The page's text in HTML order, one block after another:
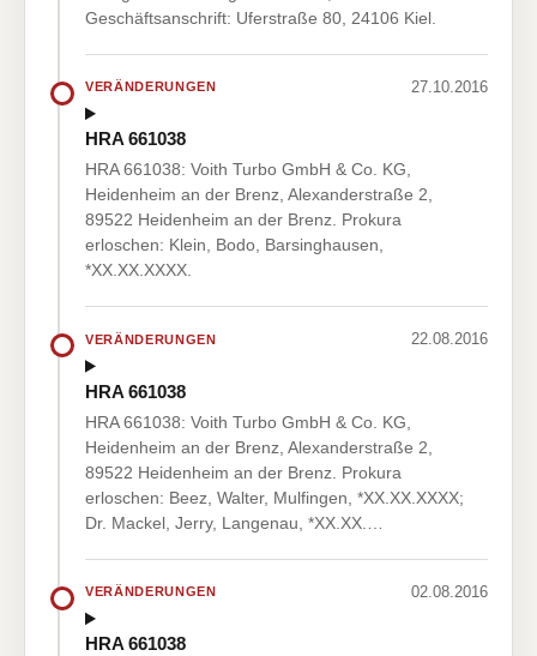
Geschäftsanschrift: Uferstraße 80, 24106 Kiel.
VERÄNDERUNGEN 27.10.2016
HRA 661038
HRA 661038: Voith Turbo GmbH & Co. KG,
Heidenheim an der Brenz, Alexanderstraße 2,
89522 Heidenheim an der Brenz. Prokura
erloschen: Klein, Bodo, Barsinghausen,
*XX.XX.XXXX.
VERÄNDERUNGEN 22.08.2016
HRA 661038
HRA 661038: Voith Turbo GmbH & Co. KG,
Heidenheim an der Brenz, Alexanderstraße 2,
89522 Heidenheim an der Brenz. Prokura
erloschen: Beez, Walter, Mulfingen, *XX.XX.XXXX;
Dr. Mackel, Jerry, Langenau, *XX.XX.…
VERÄNDERUNGEN 02.08.2016
HRA 661038